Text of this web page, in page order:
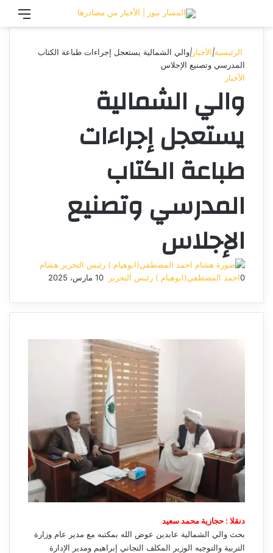
تسجيل الدخول
الرئيسية|الأخبار |والي الشمالية يستعجل إجراءات طباعة الكتاب
المدرسي وتصنيع الإجلاس
الأخبار
والي الشمالية
يستعجل إجراءات
طباعة الكتاب
المدرسي وتصنيع
الإجلاس
هشام
احمد المصطفي(ابوهيام ) رئيس التحرير
أرسل
إلكترونيا
10 مارس، 2025 0
دنقلا : حجازية محمد سعيد
بحث والي الشمالية عابدين عوض الله بمكتبه مع مدير عام وزارة
التربية والتوجيه الوزير المكلف التجاني إبراهيم ومدير الإدارة